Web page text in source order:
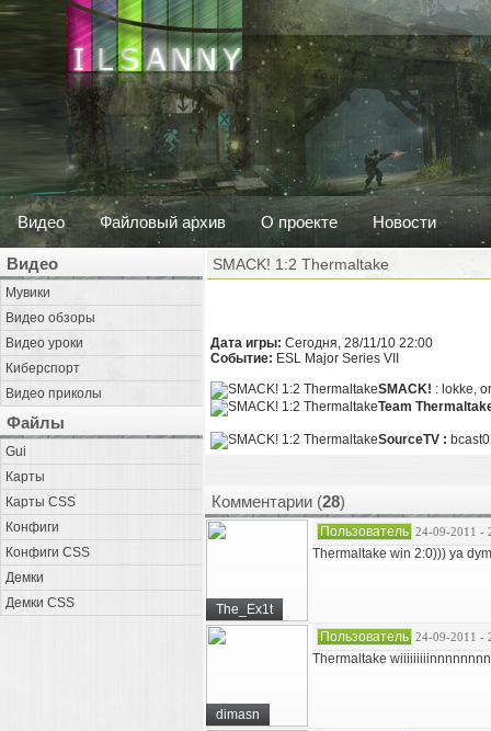
Видео Файловый архив О проекте Новости
Видео
Мувики
Видео обзоры
Видео уроки
Киберспорт
Видео приколы
Файлы
Gui
Карты
Карты CSS
Конфиги
Конфиги CSS
Демки
Демки CSS
SMACK! 1:2 Thermaltake
Дата игры: Сегодня, 28/11/10 22:00
Событие: ESL Major Series VII
SMACK! : lokke,
Team
SourceTV :
Комментарии (28)
The_Ex1t
Пользователь 24-09-2011 -
Thermaltake win 2:0))) ya
dimasn
Пользователь 24-09-2011 -
Thermaltake